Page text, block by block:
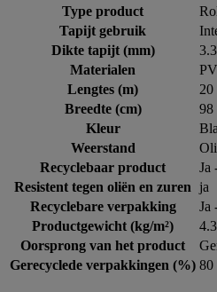
Type product
Tapijt gebruik
Dikte tapijt (mm)
Materialen
Lengtes (m)
20
Breedte (cm)
98
Kleur
Weerstand
Recyclebaar product
Ja
Resistent tegen oliën en zuren
ja
Recyclebare verpakking
Ja
Productgewicht (kg/m²)
Oorsprong van het product
Gerecyclede verpakkingen (%) 80